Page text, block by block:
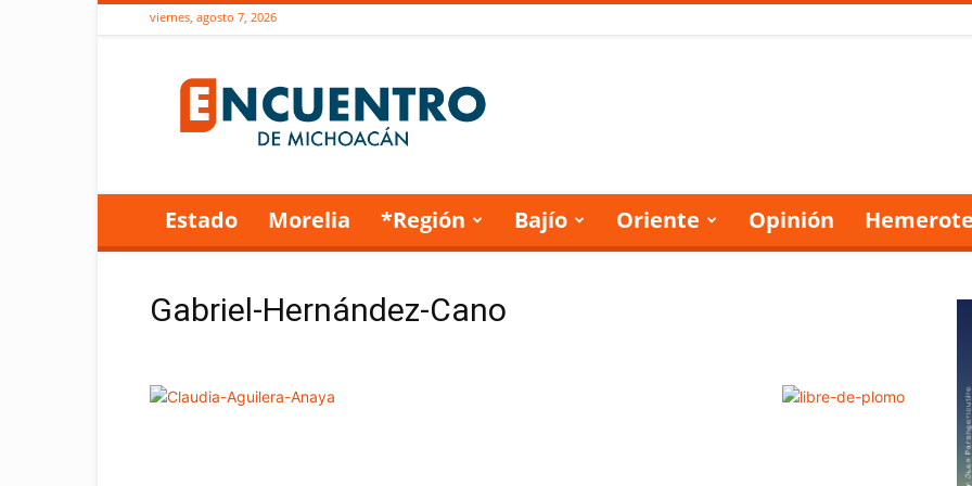
viernes, agosto 7, 2026
de
Michoacán
Estado Morelia *Región Bajío Oriente Opinión
Gabriel-Hernández-Cano